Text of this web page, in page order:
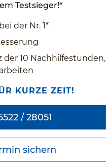
Testsieger!*
der Nr. 1*
der 10 Nachhilfestunden,
KURZE ZEIT!
/ 28051
sichern